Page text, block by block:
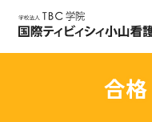
合